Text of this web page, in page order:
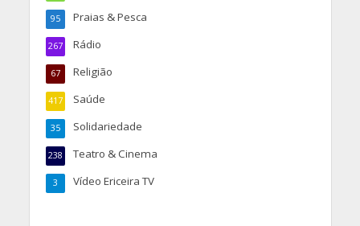
Praias & Pesca
95
Rádio
267
Religião
67
Saúde
417
Solidariedade
35
Teatro & Cinema
238
Vídeo Ericeira TV
3